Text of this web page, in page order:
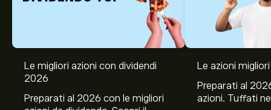
Le migliori azioni con dividendi
2026
Preparati al 2026 con le migliori
Le azioni
Preparati al
azioni. Tuffati
Il prezzo attuale delle azioni B8A.DE è di 88.87‎€‎.